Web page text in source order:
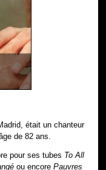
était un chanteur
de 82 ans.
pour ses tubes To All
ou encorePauvres